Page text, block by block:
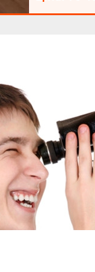
узаконити.
майданчиком,
опалення.
склопакетами.
кабіна та
дошка. Над
облаштований
свої 2 вікна.
Під будинком є
гарному стані.
комірки для
типу. Свій
ландшафтний
біля під'їзду,
гаражі в
майданчик,
дитячий
магазинів